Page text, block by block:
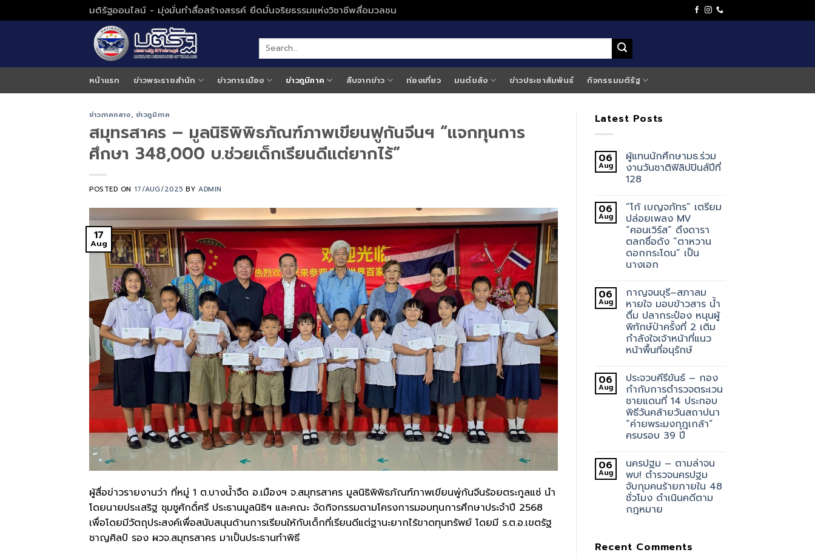
to
มติรัฐออนไลน์ - มุ่งมั่นทำสื่อสร้างสรรค์ ยึดมั่นจริยธรรมแห่งวิชาชีพสื่อมวลชน
หน้าแรก ข่าวพระราชสำนัก ข่าวการเมือง ข่าวภูมิภาค สืบจากข่าว ท่องเที่ยว มนต์ขลัง ข่าวประชาสัมพันธ์ กิจกรรมมติรัฐ
ข่าวภาคกลาง, ข่าวภูมิภาค
สมุทรสาคร – มูลนิธิพิพิธภัณฑ์ภาพเขียนฟูกันจีนฯ “แจกทุนการ
ศึกษา 348,000 บ.ช่วยเด็กเรียนดีแต่ยากไร้”
POSTED ON 17/AUG/2025 BYADMIN
17
Aug
ผู้สื่อข่าวรายงานว่า ที่หมู่ 1 ต.บางน้ำจืด อ.เมืองฯ จ.สมุทรสาคร มูลนิธิพิพิธภัณฑ์ภาพเขียนพู่กันจีนร้อยตระกูลแซ่ นำ
โดยนายประเสริฐ ชุมชูศักดิ์ศรี ประธานมูลนิธิฯ และคณะ จัดกิจกรรมตามโครงการมอบทุนการศึกษาประจำปี 2568
เพื่อโดยมีวัตถุประสงค์เพื่อสนับสนุนด้านการเรียนให้กับเด็กที่เรียนดีแต่ฐานะยากไร้ขาดทุนทรัพย์ โดยมี ร.ต.อ.เขตรัฐ
ชาญศิลป์ รอง ผวจ.สมุทรสาคร มาเป็นประธานทำพิธี
Latest Posts
06
Aug
ผู้แทนนักศึกษามธ.ร่วม
งานวันชาติฟิลิปปินส์ปีที่
128
06
Aug
“โก้ เบญจภัทร” เตรียม
ปล่อยเพลง MV
“คอนเวิร์ส” ดึงดารา
ตลกชื่อดัง “ตาหวาน
ดอกกระโดน” เป็น
นางเอก
06
Aug
กาญจนบุรี–สภาลม
หายใจ มอบข้าวสาร น้ำ
ดื่ม ปลากระป๋อง หนุนผู้
พิทักษ์ป่าครั้งที่ 2 เติม
กำลังใจเจ้าหน้าที่แนว
หน้าพื้นที่อนุรักษ์
06
Aug
ประจวบคีรีขันธ์ – กอง
กำกับการตำรวจตระเวน
ชายแดนที่ 14 ประกอบ
พิธีวันคล้ายวันสถาปนา
“ค่ายพระมงกุฎเกล้า”
ครบรอบ 39 ปี
06
Aug
นครปฐม – ตามล่าจน
พบ! ตำรวจนครปฐม
จับกุมคนร้ายภายใน 48
ชั่วโมง ดำเนินคดีตาม
กฎหมาย
Recent Comments